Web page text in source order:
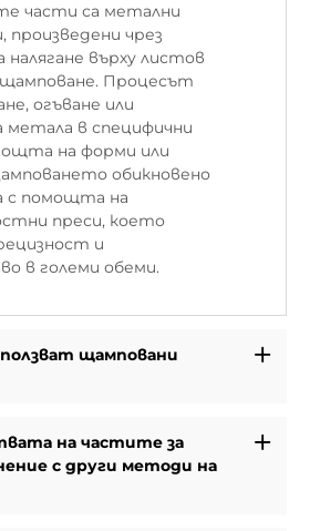
части са метални
произведени чрез
налягане върху листов
Процесът
огъване или
метала в специфични
на форми или
обикновено
с помощта на
преси, което
и
в големи обеми.
щамповани
на частите за
с други методи на